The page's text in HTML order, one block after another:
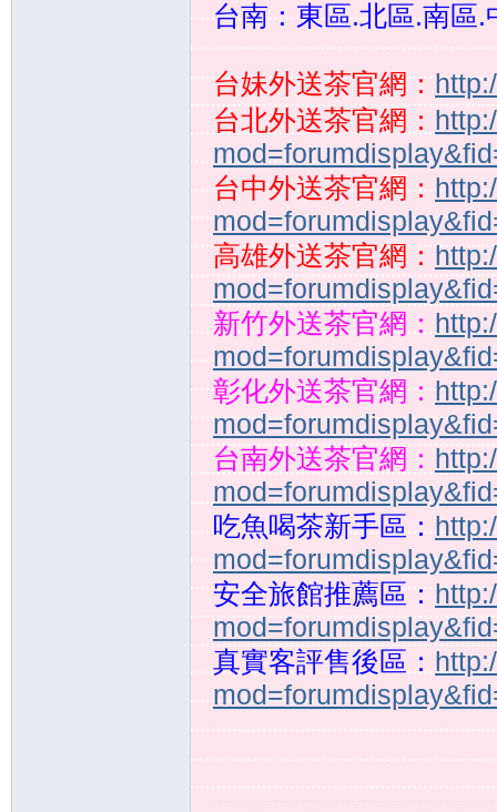
台南：東區.北區.南區
台妹外送茶官網：
台北外送茶官網：
台中外送茶官網：
高雄外送茶官網：
新竹外送茶官網：
彰化外送茶官網：
台南外送茶官網：
吃魚喝茶新手區：
安全旅館推薦區：
真實客評售後區：